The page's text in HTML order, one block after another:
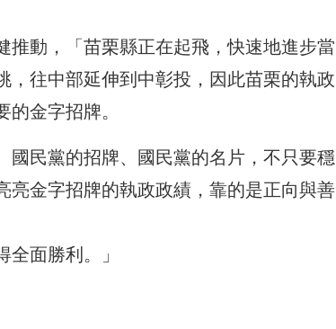
推動，「苗栗縣正在起飛，快速地進步當
，往中部延伸到中彰投，因此苗栗的執政
金字招牌。
國民黨的招牌、國民黨的名片，不只要穩
亮金字招牌的執政政績，靠的是正向與善
面勝利。」